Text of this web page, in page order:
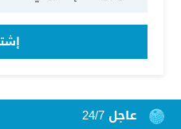
عاجل 24/7